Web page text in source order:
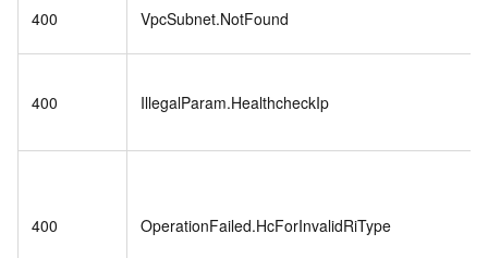
400 VpcSubnet.NotFound
400 IllegalParam.HealthcheckIp
400 OperationFailed.HcForInvalidRiType